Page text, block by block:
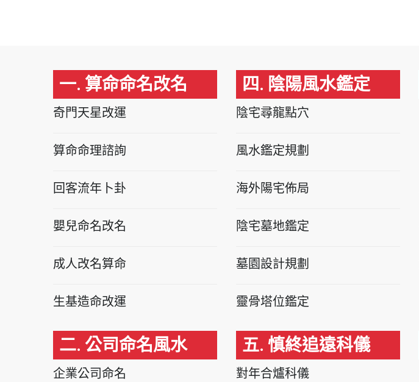
一. 算命命名改名
奇門天星改運
算命命理諮詢
回客流年卜卦
嬰兒命名改名
成人改名算命
生基造命改運
二. 公司命名風水
企業公司命名
四. 陰陽風水鑑定
陰宅尋龍點穴
風水鑑定規劃
海外陽宅佈局
陰宅墓地鑑定
墓園設計規劃
靈骨塔位鑑定
五. 慎終追遠科儀
對年合爐科儀